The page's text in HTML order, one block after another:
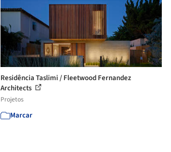
Residência Taslimi / Fleetwood Fernandez
Architects
Projetos
Marcar